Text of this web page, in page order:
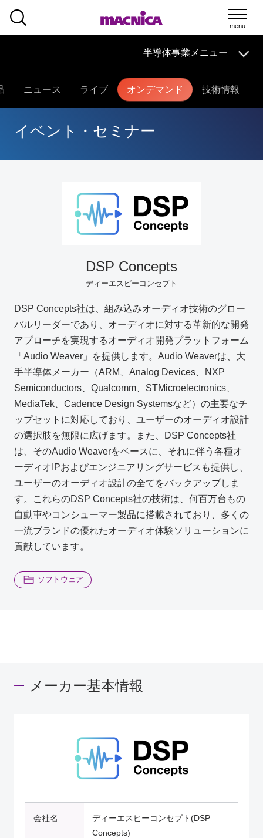
半導体事業メニュー
製品・サービス
イベント・セミナー 取扱メーカー
サポート
マクニカの製品・サービス
技術情報
イベント・セミナー
製品購入はこちら
半導体事業のメルマガ登録
ニュース ライブ オンデマンド 技術情報
イベント・セミナー
DSP Concepts
ディーエスピーコンセプト
DSP Concepts社は、組み込みオーディオ技術のグロー
バルリーダーであり、オーディオに対する革新的な開発
アプローチを実現するオーディオ開発プラットフォーム
「Audio Weaver」を提供します。Audio Weaverは、大
手半導体メーカー（ARM、Analog Devices、NXP
Semiconductors、Qualcomm、STMicroelectronics、
MediaTek、Cadence Design Systemsなど）の主要なチ
ップセットに対応しており、ユーザーのオーディオ設計
の選択肢を無限に広げます。また、DSP Concepts社
は、そのAudio Weaverをベースに、それに伴う各種オ
ーディオIPおよびエンジニアリングサービスも提供し、
ユーザーのオーディオ設計の全てをバックアップしま
す。これらのDSP Concepts社の技術は、何百万台もの
自動車やコンシューマー製品に搭載されており、多くの
一流ブランドの優れたオーディオ体験ソリューションに
貢献しています。
ソフトウェア
メーカー基本情報
会社名
ディーエスピーコンセプト(DSP
Concepts)